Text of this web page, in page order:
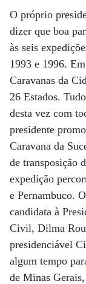
O próprio
dizer que boa
às seis
1993 e 1996.
Caravanas da
26 Estados.
desta vez com
presidente
Caravana da
de transposição
expedição
e Pernambuco.
candidata à
Civil, Dilma
presidenciável
algum tempo
de Minas